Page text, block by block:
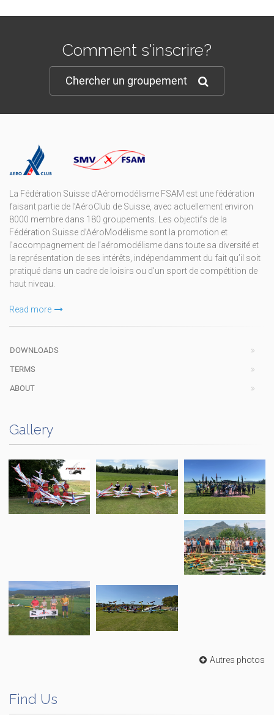
Comment s'inscrire?
Chercher un groupement
La Fédération Suisse d’Aéromodélisme FSAM est une fédération
faisant partie de l’AéroClub de Suisse, avec actuellement environ
8000 membre dans 180 groupements. Les objectifs de la
Fédération Suisse d’AéroModélisme sont la promotion et
l’accompagnement de l’aéromodélisme dans toute sa diversité et
la représentation de ses intérêts, indépendamment du fait qu’il soit
pratiqué dans un cadre de loisirs ou d’un sport de compétition de
haut niveau.
Read more
DOWNLOADS
TERMS
ABOUT
Gallery
Autres photos
Find Us